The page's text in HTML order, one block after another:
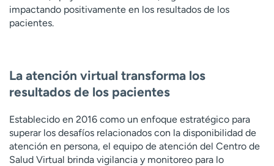
impactando positivamente en los resultados de los
pacientes.
La atención virtual transforma los
resultados de los pacientes
Establecido en 2016 como un enfoque estratégico para
superar los desafíos relacionados con la disponibilidad de
atención en persona, el equipo de atención del Centro de
Salud Virtual brinda vigilancia y monitoreo para lo